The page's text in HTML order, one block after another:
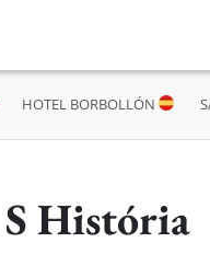
HOTEL BORBOLLÓN
História